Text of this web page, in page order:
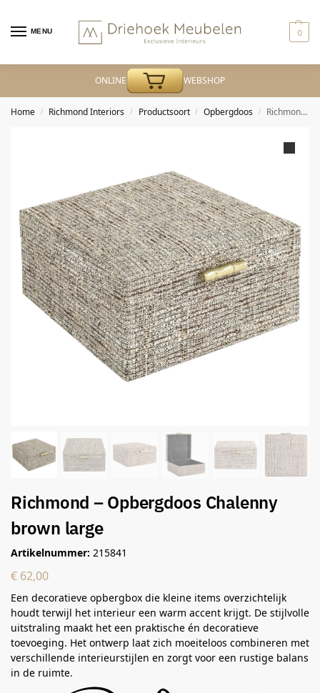
MENU 0
ONLINE WEBSHOP
Home / Richmond Interiors / Productsoort / Opbergdoos / Richmond – Opbergdoos Chalenny brown large
Richmond – Opbergdoos Chalenny
brown large
Artikelnummer: 215841
€ 62,00
Een decoratieve opbergbox die kleine items overzichtelijk
houdt terwijl het interieur een warm accent krijgt. De stijlvolle
uitstraling maakt het een praktische én decoratieve
toevoeging. Het ontwerp laat zich moeiteloos combineren met
verschillende interieurstijlen en zorgt voor een rustige balans
in de ruimte.